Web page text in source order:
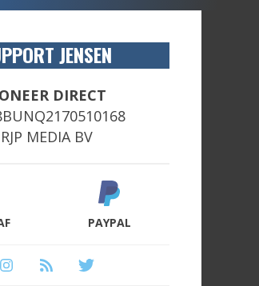
JENSEN
DIRECT
RJP MEDIA BV
PAYPAL